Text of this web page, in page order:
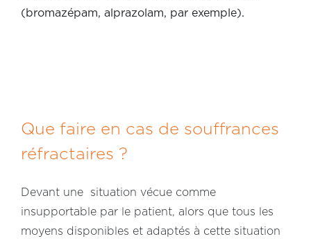
(bromazépam, alprazolam, par exemple).
Que faire en cas de souffrances
réfractaires ?
Devant une situation vécue comme
insupportable par le patient, alors que tous les
moyens disponibles et adaptés à cette situation